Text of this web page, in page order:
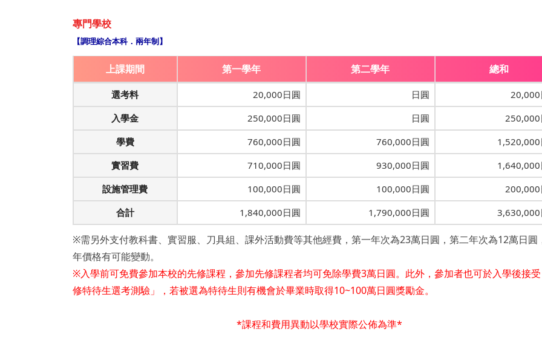
專門學校
【調理綜合本科．兩年制】
上課期間 第一學年 第二學年 總和
選考料 20,000日圓 日圓
20,000
入學金
250,000日圓 日圓
250,000
學費
760,000日圓 760,000日圓
1,520,000
實習費
710,000日圓 930,000日圓
1,640,000
設施管理費
100,000日圓 100,000日圓
200,000
合計
1,840,000日圓 1,790,000日圓 3,630,000
※需另外支付教科書、實習服、刀具組、課外活動費等其他經費，第一年次為23萬日圓，第二年次為12萬日圓
年價格有可能變動。
※入學前可免費參加本校的先修課程，參加先修課程者均可免除學費3萬日圓。此外，參加者也可於入學後接
修特待生選考測驗」，若被選為特待生則有機會於畢業時取得10~100萬日圓獎勵金。
*課程和費用異動以學校實際公佈為準*